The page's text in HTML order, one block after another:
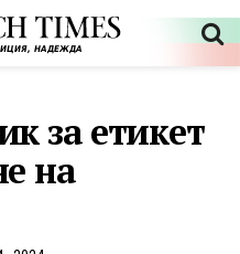
за етикет
на